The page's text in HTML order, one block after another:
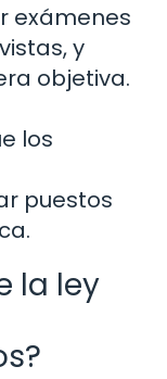
exámenes
y
objetiva.
los
puestos
la ley